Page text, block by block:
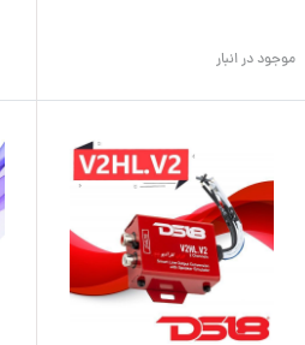
موجود در انبار